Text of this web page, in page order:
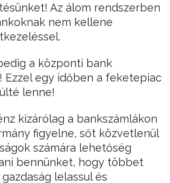
Az álom rendszerben
nem kellene
a központi bank
Ezzel egy időben a feketepiac
lenne!
kizárólag a bankszámlákon
figyelne, sőt közvetlenül
számára lehetőség
bennünket, hogy többet
lelassul és